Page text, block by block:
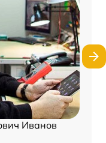
Иванов